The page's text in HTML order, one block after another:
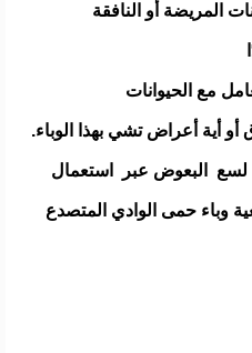
المريضة أو النافقة
مع الحيوانات
أية أعراض تشي بهذا الوباء.
من لسع البعوض عبر استعمال
وباء حمى الوادي المتصدع